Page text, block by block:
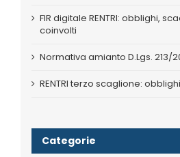
FIR digitale RENTRI: obblighi,
coinvolti
Normativa amianto D.Lgs. 213/
RENTRI terzo scaglione:
Categorie